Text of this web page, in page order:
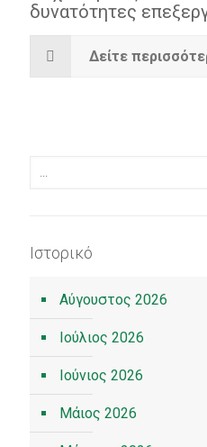
δυνατότητες
Δείτε
Ιστορικό
Αύγουστος 2026
Ιούλιος 2026
Ιούνιος 2026
Μάιος 2026